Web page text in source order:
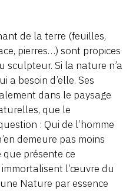
de la terre (feuilles,
pierres…) sont propices
sculpteur. Si la nature n’a
a besoin d’elle. Ses
dans le paysage
que le
: Qui de l’homme
demeure pas moins
présente ce
l’œuvre du
Nature par essence